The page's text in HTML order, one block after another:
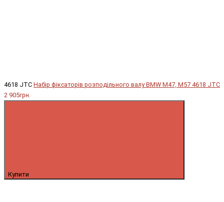
4618 JTC Набір фіксаторів розподільного валу BMW M47, M57 4618 JTC
2 905грн.
Купити